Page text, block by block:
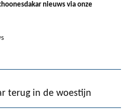
nieuws via onze
terug in de woestijn